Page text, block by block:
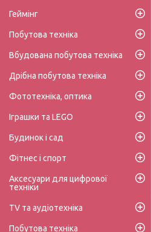
Геймінг
Побутова техніка
Вбудована побутова техніка
Дрібна побутова техніка
Фототехніка, оптика
Іграшки та LEGO
Будинок і сад
Фітнес і спорт
Аксесуари для цифрової
техніки
TV та аудіотехніка
Побутова техніка